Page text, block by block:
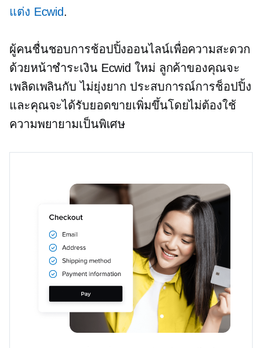
แต่ง Ecwid.
ผู้คนชื่นชอบการช้อปปิ้งออนไลน์เพื่อความสะดวก
ด้วยหน้าชำระเงิน Ecwid ใหม่ ลูกค้าของคุณจะ
เพลิดเพลินกับไม่ยุ่งยาก ประสบการณ์การช็อปปิ้ง
และคุณจะได้รับยอดขายเพิ่มขึ้นโดยไม่ต้องใช้
ความพยายามเป็นพิเศษ